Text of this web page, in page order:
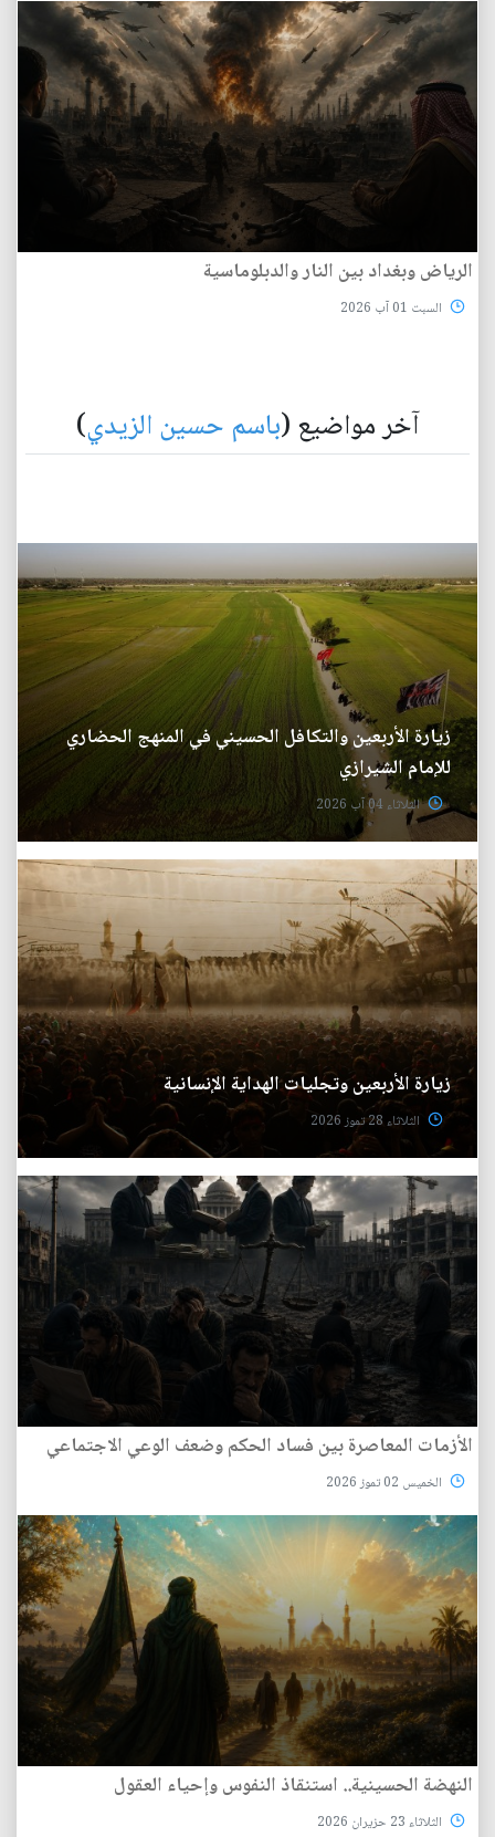
الرياض وبغداد بين النار والدبلوماسية
السبت 01 آب 2026
آخر مواضيع (باسم حسين الزيدي)
زيارة الأربعين والتكافل الحسيني في المنهج الحضاري
للإمام الشيرازي
الثلاثاء 04 آب 2026
زيارة الأربعين وتجليات الهداية الإنسانية
الثلاثاء 28 تموز 2026
الأزمات المعاصرة بين فساد الحكم وضعف الوعي الاجتماعي
الخميس 02 تموز 2026
النهضة الحسينية.. استنقاذ النفوس وإحياء العقول
الثلاثاء 23 حزيران 2026